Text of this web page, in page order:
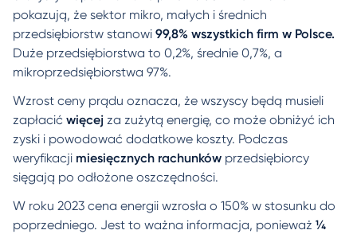
pokazują, że sektor mikro, małych i średnich
przedsiębiorstw stanowi 99,8% wszystkich firm w Polsce.
Duże przedsiębiorstwa to 0,2%, średnie 0,7%, a
mikroprzedsiębiorstwa 97%.
Wzrost ceny prądu oznacza, że wszyscy będą musieli
zapłacić więcej za zużytą energię, co może obniżyć ich
zyski i powodować dodatkowe koszty. Podczas
weryfikacji miesięcznych rachunków przedsiębiorcy
sięgają po odłożone oszczędności.
W roku 2023 cena energii wzrosła o 150% w stosunku do
poprzedniego. Jest to ważna informacja, ponieważ ¼